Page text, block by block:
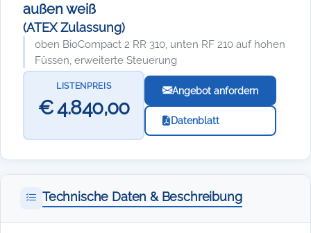
außen weiß
(ATEX Zulassung)
oben BioCompact 2 RR 310, unten RF 210 auf hohen
Füssen, erweiterte Steuerung
LISTENPREIS
€ 4.840,00
Angebot anfordern
Datenblatt
Technische Daten & Beschreibung